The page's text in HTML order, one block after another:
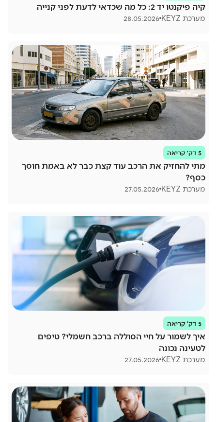
קיה פיקנטו יד 2: כל מה שכדאי לדעת לפני קנייה
מערכת KEYZ 28.05.2026
5 דק׳ קריאה
מתי להחזיק את הרכב עוד קצת כבר לא באמת חוסך
כסף?
מערכת KEYZ 27.05.2026
5 דק׳ קריאה
איך לשמור על חיי הסוללה ברכב חשמלי? טיפים
לטעינה נכונה
מערכת KEYZ 27.05.2026